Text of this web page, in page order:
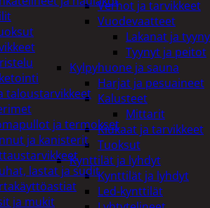
Verhot ja tarvikkeet
Vuodevaatteet
Lakanat ja
Tyynyt ja peitot
Kylpyhuone ja sauna
Harjat ja pesuaineet
Kalusteet
Mittarit
Kiukaat ja tarvikkeet
Tuoksut
Kynttilät ja lyhdyt
Kynttilät ja lyhdyt
Led-kynttilät
taloustarvikkeet
ja termokset
ja kanisterit
lastat ja sudit
ja mukit